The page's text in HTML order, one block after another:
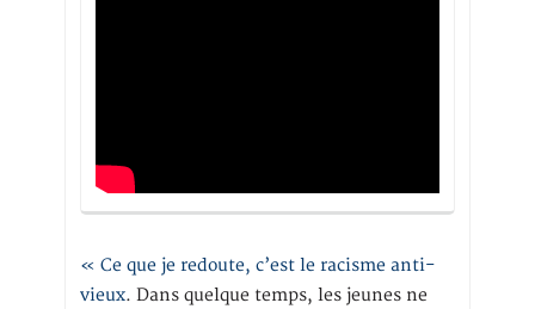
« Ce que je redoute, c’est le racisme anti-
vieux. Dans quelque temps, les jeunes ne